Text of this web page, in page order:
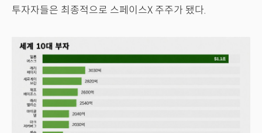
투자자들은 최종적으로 스페이스X 주주가 됐다.